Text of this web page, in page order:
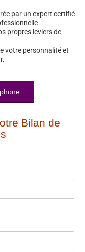
par un expert certifié
propres leviers de
votre personnalité et
Bilan de